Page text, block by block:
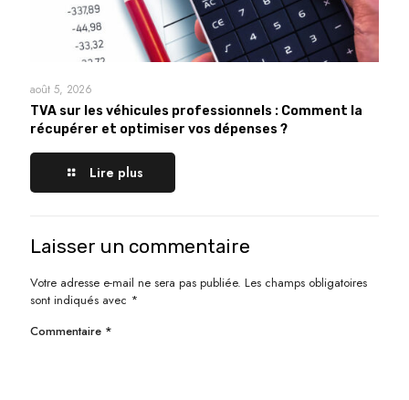
août 5, 2026
TVA sur les véhicules professionnels : Comment la
récupérer et optimiser vos dépenses ?
Lire plus
Laisser un commentaire
Votre adresse e-mail ne sera pas publiée. Les champs obligatoires
sont indiqués avec *
Commentaire *